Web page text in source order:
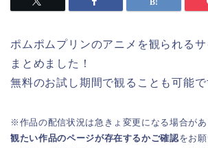
ポムポムプリンのアニメを観られる
まとめました！
無料のお試し期間で観ることも可能で
※作品の配信状況は急きょ変更になる場合が
観たい作品のページが存在するかご確認をお願